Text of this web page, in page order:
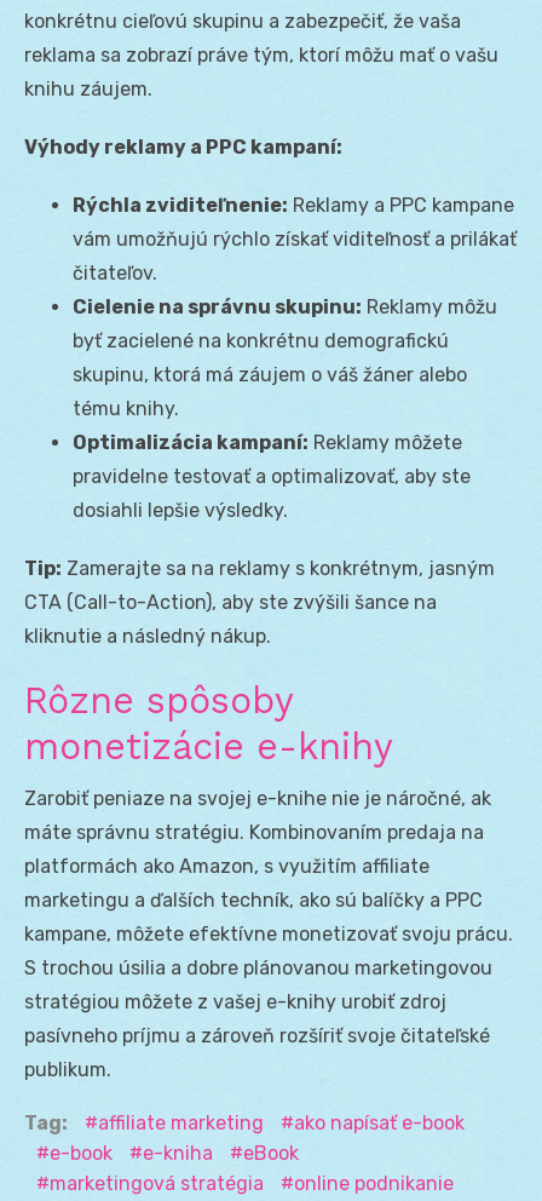
konkrétnu cieľovú skupinu a zabezpečiť, že vaša
reklama sa zobrazí práve tým, ktorí môžu mať o vašu
knihu záujem.
Výhody reklamy a PPC kampaní:
Rýchla zviditeľnenie: Reklamy a PPC kampane
vám umožňujú rýchlo získať viditeľnosť a prilákať
čitateľov.
Cielenie na správnu skupinu: Reklamy môžu
byť zacielené na konkrétnu demografickú
skupinu, ktorá má záujem o váš žáner alebo
tému knihy.
Optimalizácia kampaní: Reklamy môžete
pravidelne testovať a optimalizovať, aby ste
dosiahli lepšie výsledky.
Tip: Zamerajte sa na reklamy s konkrétnym, jasným
CTA (Call-to-Action), aby ste zvýšili šance na
kliknutie a následný nákup.
Rôzne spôsoby
monetizácie e-knihy
Zarobiť peniaze na svojej e-knihe nie je náročné, ak
máte správnu stratégiu. Kombinovaním predaja na
platformách ako Amazon, s využitím affiliate
marketingu a ďalších techník, ako sú balíčky a PPC
kampane, môžete efektívne monetizovať svoju prácu.
S trochou úsilia a dobre plánovanou marketingovou
stratégiou môžete z vašej e-knihy urobiť zdroj
pasívneho príjmu a zároveň rozšíriť svoje čitateľské
publikum.
Tag: affiliate marketing
ako napísať e-book
e-book
e-kniha
eBook
marketingová stratégia
online podnikanie